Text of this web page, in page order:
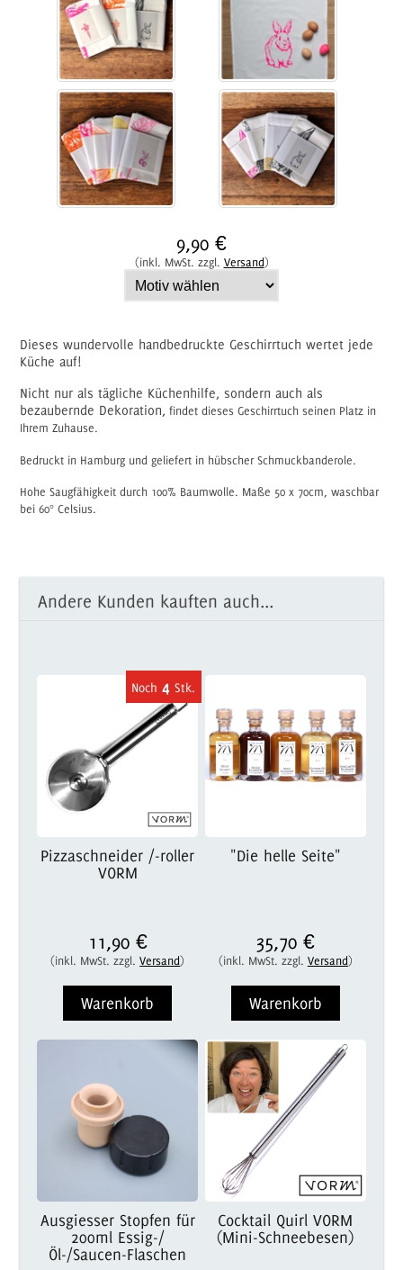
9,90 €
(inkl. MwSt. zzgl. Versand)
Dieses wundervolle handbedruckte Geschirrtuch wertet jede
Küche auf!
Nicht nur als tägliche Küchenhilfe, sondern auch als
bezaubernde Dekoration,findet dieses Geschirrtuch seinen Platz in
Ihrem Zuhause.
Bedruckt in Hamburg und geliefert in hübscher Schmuckbanderole.
Hohe Saugfähigkeit durch 100% Baumwolle. Maße 50 x 70cm, waschbar
bei 60° Celsius.
Andere Kunden kauften auch...
4
Pizzaschneider /-roller
VORM
11,90 €
(inkl. MwSt. zzgl.Versand)
Warenkorb
"Die helle Seite"
35,70 €
(inkl. MwSt. zzgl. Versand)
Warenkorb
Ausgiesser Stopfen für
200ml Essig-/
Öl-/Saucen-Flaschen
Cocktail Quirl VORM
(Mini-Schneebesen)